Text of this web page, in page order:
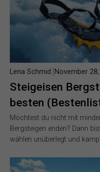
Steigeisen
besten
Lena Schmid November
Möchtest du nicht mit
Bergsteigen enden? Dann
wählen unüberlegt und